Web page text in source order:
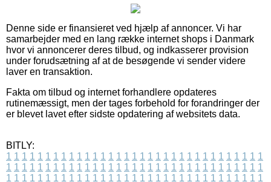
Denne side er finansieret ved hjælp af annoncer. Vi har
samarbejder med en lang række internet shops i Danmark
hvor vi annoncerer deres tilbud, og indkasserer provision
under forudsætning af at de besøgende vi sender videre
laver en transaktion.
Fakta om tilbud og internet forhandlere opdateres
rutinemæssigt, men der tages forbehold for forandringer der
er blevet lavet efter sidste opdatering af websitets data.
BITLY:
1 1 1 1 1 1 1 1 1 1 1 1 1 1 1 1 1 1 1 1 1 1 1 1 1 1 1 1 1 1 1 1 1
1 1 1 1 1 1 1 1 1 1 1 1 1 1 1 1 1 1 1 1 1 1 1 1 1 1 1 1 1 1 1 1 1
1 1 1 1 1 1 1 1 1 1 1 1 1 1 1 1 1 1 1 1 1 1 1 1 1 1 1 1 1 1 1 1 1